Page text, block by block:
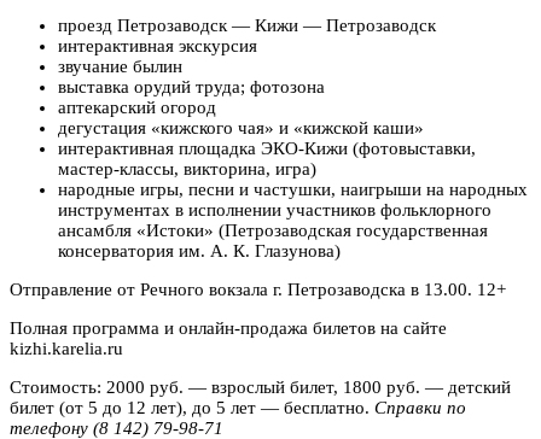
проезд Петрозаводск — Кижи — Петрозаводск
интерактивная экскурсия
звучание былин
выставка орудий труда; фотозона
аптекарский огород
дегустация «кижского чая» и «кижской каши»
интерактивная площадка ЭКО-Кижи (фотовыставки,
мастер-классы, викторина, игра)
народные игры, песни и частушки, наигрыши на народных
инструментах в исполнении участников фольклорного
ансамбля «Истоки» (Петрозаводская государственная
консерватория им. А. К. Глазунова)
Отправление от Речного вокзала г. Петрозаводска в 13.00. 12+
Полная программа и онлайн-продажа билетов на сайте
kizhi.karelia.ru
Стоимость: 2000 руб. — взрослый билет, 1800 руб. — детский
билет (от 5 до 12 лет), до 5 лет — бесплатно. Справки по
телефону (8 142) 79-98-71